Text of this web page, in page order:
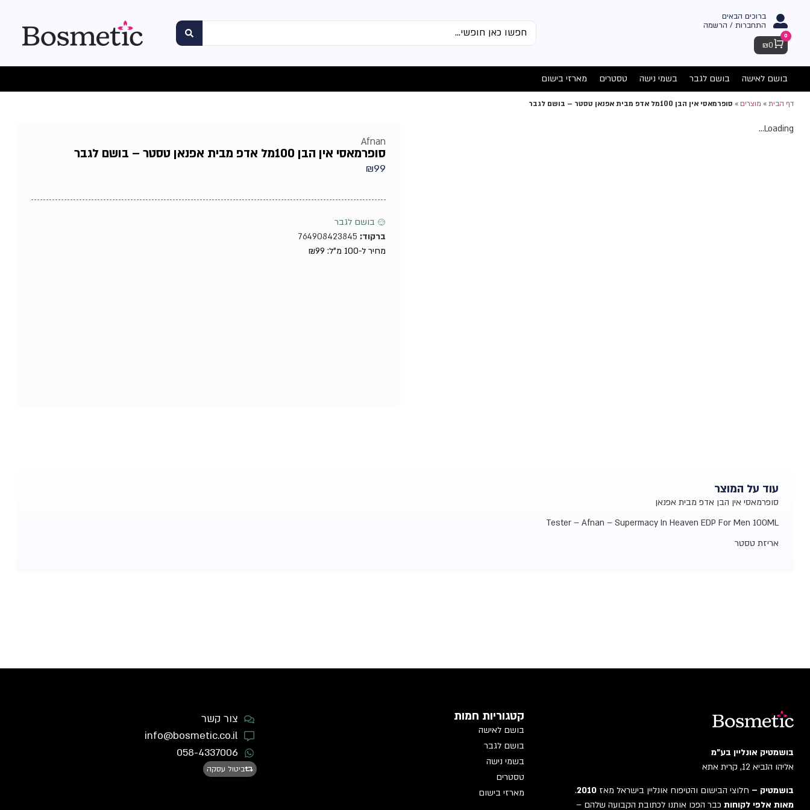
ברוכים הבאים
התחברות / הרשמה
Cart
0
₪0
בושם לאישה בושם לגבר בשמי נישה טסטרים מארזי בישום
דף הבית» מוצרים» סופרמאסי אין הבן 100מל אדפ מבית אפנאן טסטר – בושם לגבר
Loading...
Afnan
סופרמאסי אין הבן 100מל אדפ מבית אפנאן טסטר – בושם לגבר
₪99
♂ בושם לגבר
ברקוד:
מחיר ל-100 מ"ל:
₪99
עוד על המוצר
סופרמאסי אין הבן אדפ מבית אפנאן
Tester – Afnan – Supermacy In Heaven EDP For Men 100ML
אריזת טסטר
בושמטיק אונליין בע"מ
אליהו הנביא 12, קרית אתא
בושמטיק – חלוצי הבישום והטיפוח אונליין בישראל מאז 2010
.
מאות אלפי לקוחות כבר הפכו אותנו לכתובת הקבועה שלהם –
קטגוריות חמות
בושם לאישה
בושם לגבר
בשמי נישה
טסטרים
מארזי בישום
צור קשר
info@bosmetic.co.il
058-4337006
ביטול עסקה